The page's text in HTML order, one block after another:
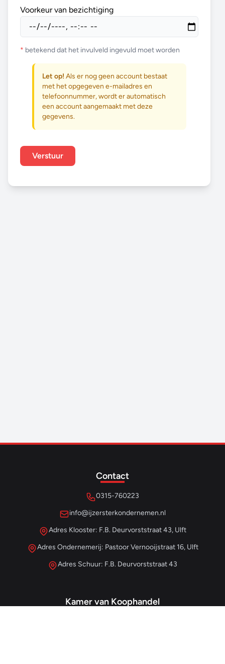
Voorkeur van bezichtiging
* betekend dat het invulveld ingevuld moet worden
Let op! Als er nog geen account bestaat
met het opgegeven e-mailadres en
telefoonnummer, wordt er automatisch
een account aangemaakt met deze
gegevens.
Verstuur
Contact
0315-760223
info@ijzersterkondernemen.nl
Adres Klooster: F.B. Deurvorststraat 43, Ulft
Adres Ondernemerij: Pastoor Vernooijstraat 16, Ulft
Adres Schuur: F.B. Deurvorststraat 43
Kamer van Koophandel